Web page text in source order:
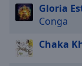
Text
Background
Color
80s80s
80s80s
Gloria
Conga
Chaka